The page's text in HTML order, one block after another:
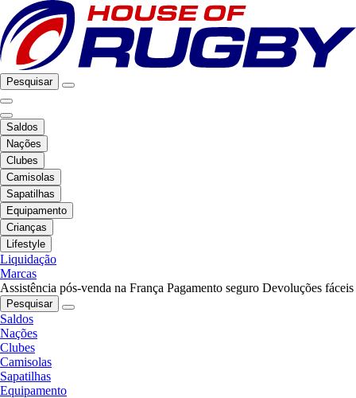
Pesquisar
Saldos
Nações
Clubes
Camisolas
Sapatilhas
Equipamento
Crianças
Lifestyle
Liquidação
Marcas
Assistência pós-venda na França Pagamento seguro Devoluções fáceis
Pesquisar
Saldos
Nações
Clubes
Camisolas
Sapatilhas
Equipamento